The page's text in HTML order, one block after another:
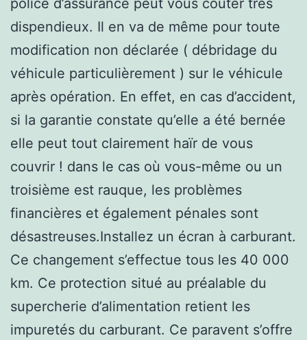
dispendieux. Il en va de même pour toute
modification non déclarée ( débridage du
véhicule particulièrement ) sur le véhicule
après opération. En effet, en cas d’accident,
si la garantie constate qu’elle a été bernée
elle peut tout clairement haïr de vous
couvrir ! dans le cas où vous-même ou un
troisième est rauque, les problèmes
financières et également pénales sont
désastreuses.Installez un écran à carburant.
Ce changement s’effectue tous les 40 000
km. Ce protection situé au préalable du
supercherie d’alimentation retient les
impuretés du carburant. Ce paravent s’offre